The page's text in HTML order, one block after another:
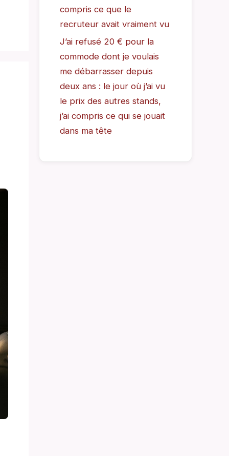
compris ce que le
recruteur avait vraiment vu
J’ai refusé 20 € pour la
commode dont je voulais
me débarrasser depuis
deux ans : le jour où j’ai vu
le prix des autres stands,
j’ai compris ce qui se jouait
dans ma tête